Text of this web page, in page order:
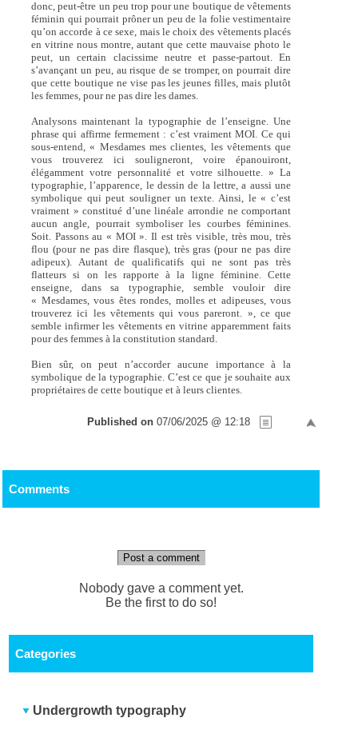
donc, peut-être un peu trop pour une boutique de vêtements
féminin qui pourrait prôner un peu de la folie vestimentaire
qu’on accorde à ce sexe, mais le choix des vêtements placés
en vitrine nous montre, autant que cette mauvaise photo le
peut, un certain clacissime neutre et passe-partout. En
s’avançant un peu, au risque de se tromper, on pourrait dire
que cette boutique ne vise pas les jeunes filles, mais plutôt
les femmes, pour ne pas dire les dames.
Analysons maintenant la typographie de l’enseigne. Une
phrase qui affirme fermement : c’est vraiment MOI. Ce qui
sous-entend, « Mesdames mes clientes, les vêtements que
vous trouverez ici souligneront, voire épanouiront,
élégamment votre personnalité et votre silhouette. » La
typographie, l’apparence, le dessin de la lettre, a aussi une
symbolique qui peut souligner un texte. Ainsi, le « c’est
vraiment » constitué d’une linéale arrondie ne comportant
aucun angle, pourrait symboliser les courbes féminines.
Soit. Passons au « MOI ». Il est très visible, très mou, très
flou (pour ne pas dire flasque), très gras (pour ne pas dire
adipeux). Autant de qualificatifs qui ne sont pas très
flatteurs si on les rapporte à la ligne féminine. Cette
enseigne, dans sa typographie, semble vouloir dire
« Mesdames, vous êtes rondes, molles et adipeuses, vous
trouverez ici les vêtements qui vous pareront. », ce que
semble infirmer les vêtements en vitrine apparemment faits
pour des femmes à la constitution standard.
Bien sûr, on peut n’accorder aucune importance à la
symbolique de la typographie. C’est ce que je souhaite aux
propriétaires de cette boutique et à leurs clientes.
Published on 07/06/2025 @ 12:18
Comments
Post a comment
Nobody gave a comment yet.
Be the first to do so!
Categories
Undergrowth typography